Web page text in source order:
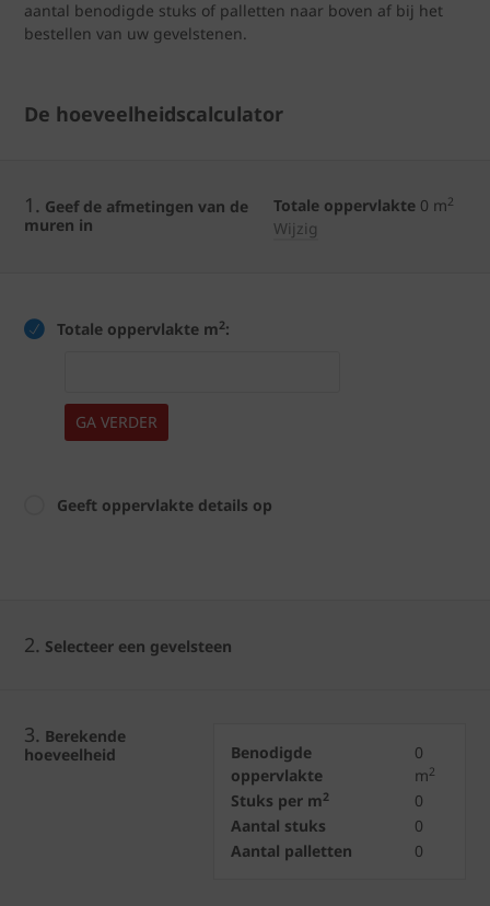
aantal benodigde stuks of palletten naar boven af bij het
bestellen van uw gevelstenen.
De hoeveelheidscalculator
1. Geef de afmetingen van de
muren in
Totale oppervlakte 0 m2
Wijzig
Totale oppervlakte m2:
GA VERDER
Geeft oppervlakte details op
2. Selecteer een gevelsteen
3. Berekende
hoeveelheid
Benodigde
oppervlakte
0
m2
Stuks per m2
0
Aantal stuks
0
Aantal palletten
0